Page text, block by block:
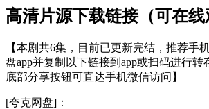
高清片源下载链接（可在线
【本剧共6集，目前已更新完结，推荐手
盘app并复制以下链接到app或扫码进行转
底部分享按钮可直达手机微信访问】
[夸克网盘]：